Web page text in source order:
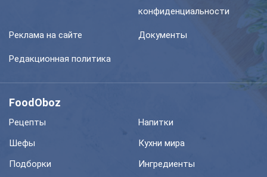
конфиденциальности
Реклама на сайте Документы
Редакционная политика
FoodOboz
Рецепты
Напитки
Шефы
Кухни мира
Подборки
Ингредиенты